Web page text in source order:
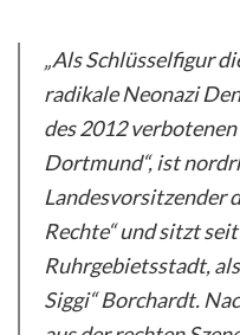
„Als Schlüsselfigur
radikale Neonazi
des 2012
Dortmund“, ist
Landesvorsitzender
Rechte“ und sitzt
Ruhrgebietsstadt,
Siggi“ Borchardt.